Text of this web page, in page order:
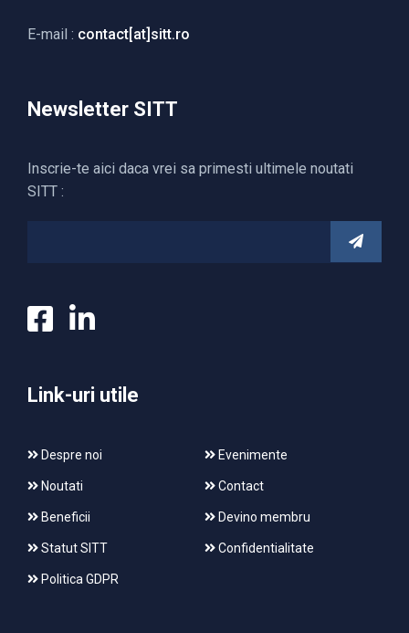
E-mail : contact[at]sitt.ro
Newsletter SITT
Inscrie-te aici daca vrei sa primesti ultimele noutati
SITT :
Link-uri utile
Despre noi Evenimente
Noutati Contact
Beneficii Devino membru
Statut SITT Confidentialitate
Politica GDPR